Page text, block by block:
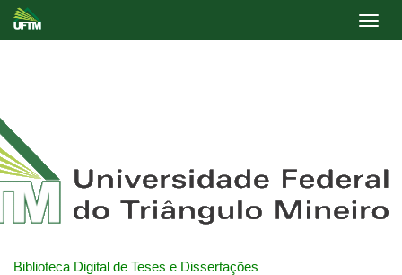
Biblioteca Digital de Teses e Dissertações